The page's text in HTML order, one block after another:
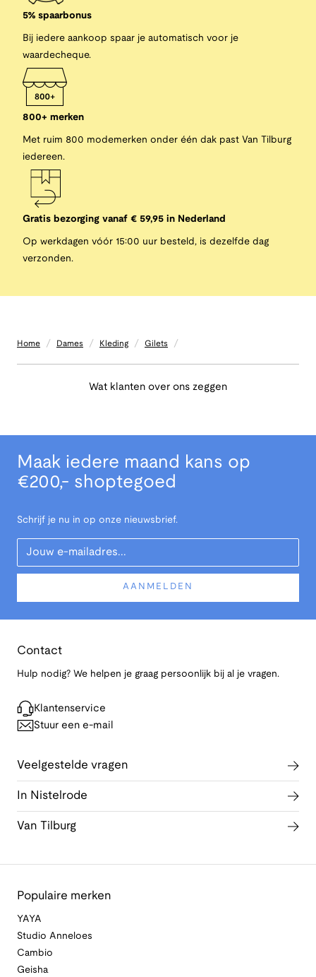
5% spaarbonus
Bij iedere aankoop spaar je automatisch voor je
waardecheque.
800+ merken
Met ruim 800 modemerken onder één dak past Van Tilburg
iedereen.
Gratis bezorging vanaf € 59,95 in Nederland
Op werkdagen vóór 15:00 uur besteld, is dezelfde dag
verzonden.
Home / Dames / Kleding / Gilets /
Wat klanten over ons zeggen
Maak iedere maand kans op
€200,- shoptegoed
Schrijf je nu in op onze nieuwsbrief.
Your Email
AANMELDEN
Contact
Hulp nodig? We helpen je graag persoonlijk bij al je vragen.
Klantenservice
Stuur een e-mail
Veelgestelde vragen
In Nistelrode
Van Tilburg
Populaire merken
YAYA
Studio Anneloes
Cambio
Geisha